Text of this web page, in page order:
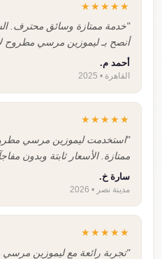
★★★★★
"خدمة ممتازة وسائق محترف.
أنصح بـ ليموزين مرسي مطروح
أحمد م.
القاهرة • 2025
★★★★★
"استخدمت ليموزين مرسي مطروح
ممتازة. الأسعار ثابتة وبدون
سارة خ.
مدينة نصر • 2026
★★★★★
"تجربة رائعة مع ليموزين